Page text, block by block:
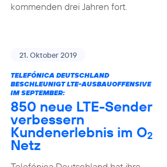
kommenden drei Jahren fort.
21. Oktober 2019
TELEFÓNICA DEUTSCHLAND
BESCHLEUNIGT LTE-AUSBAUOFFENSIVE
IM SEPTEMBER:
850 neue LTE-Sender
verbessern
Kundenerlebnis im O2
Netz